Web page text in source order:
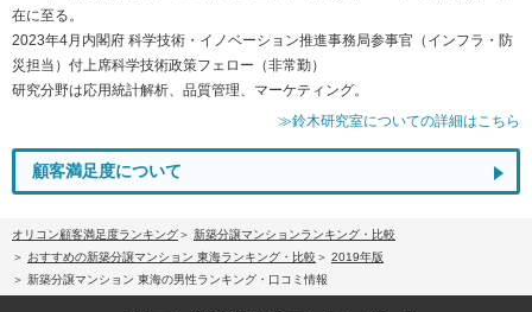
在に至る。
2023年4月内閣府 科学技術・イノベーション推進事務局参事官（インフラ・防
災担当）付上席科学技術政策フェロー（非常勤）
研究分野は応用統計解析、品質管理、マーケティング。
≫鈴木研究室についての詳細はこちら
顧客満足度について
オリコン顧客満足度ランキング
新築分譲マンションランキング・比較
おすすめの新築分譲マンション 東海ランキング・比較
2019年版
新築分譲マンション 東海の男性ランキング・口コミ情報